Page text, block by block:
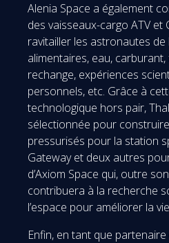
Alenia Space a également
des vaisseaux-cargo ATV et
ravitailler les astronautes de
alimentaires, eau,
rechange, expériences
personnels, etc. Grâce à
technologique hors pair,
sélectionnée pour
pressurisés pour la station
Gateway et deux autres
d’Axiom Space qui, outre
contribuera à la recherche
l’espace pour améliorer la
Enfin, en tant que